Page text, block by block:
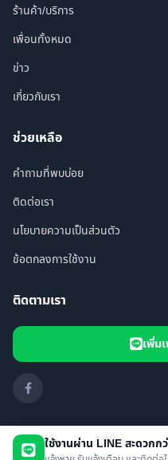
ใช้งานผ่าน LINE สะดวกก
ร้านค้า/บริการ
เพื่อนทั้งหมด
ข่าว
เกี่ยวกับเรา
ช่วยเหลือ
คำถามที่พบบ่อย
ติดต่อเรา
นโยบายความเป็นส่วนตัว
ข้อตกลงการใช้งาน
ติดตามเรา
เพิ่ม
© 2026 i FOUND